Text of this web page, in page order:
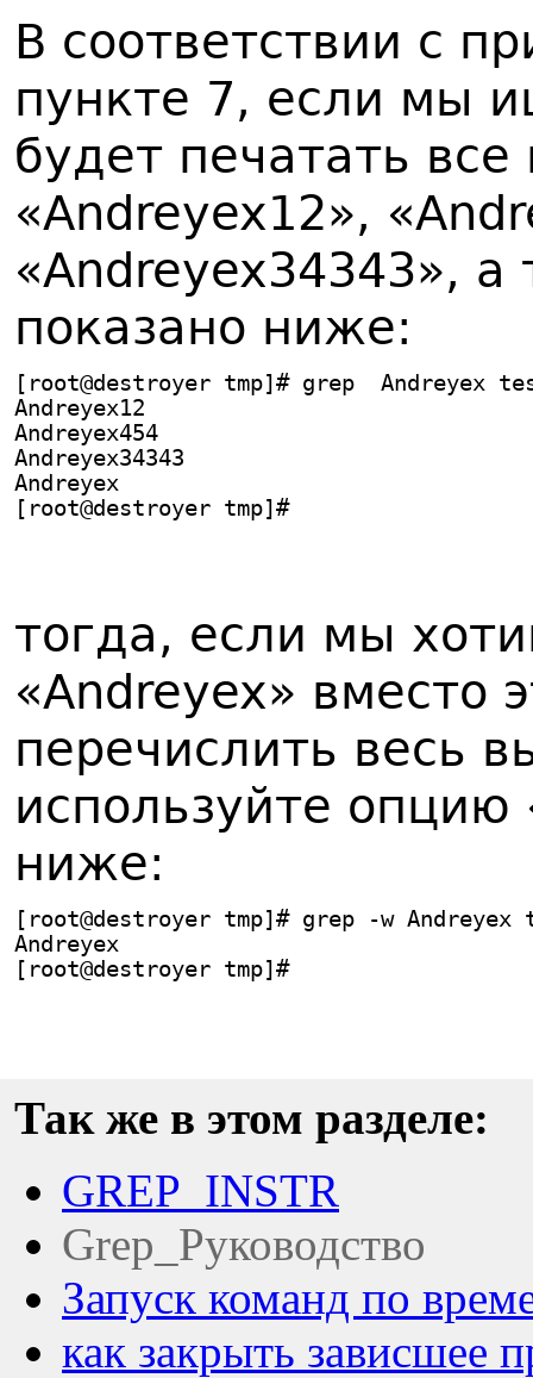
В соответствии с
пункте 7, если мы
будет печатать
«Andreyex12»,
«Andreyex34343»,
показано ниже:
[root@destroyer tmp]# grep  Andreyex
Andreyex12
Andreyex454
Andreyex34343
Andreyex
[root@destroyer tmp]#
тогда, если мы
«Andreyex» вместо
перечислить весь
используйте опцию
ниже:
[root@destroyer tmp]# grep -w
Andreyex
[root@destroyer tmp]#
Так же в этом разделе:
GREP_INSTR
Grep_Руководство
Запуск команд по
как закрыть зависшее